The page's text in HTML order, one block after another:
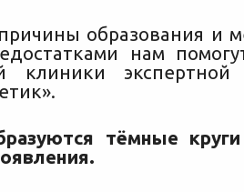
образования и
нам
клиники экспертной
тёмные